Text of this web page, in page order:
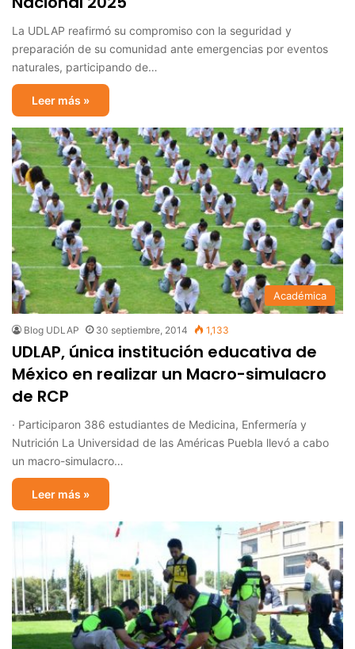
La UDLAP reafirmó su compromiso con la seguridad y
preparación de su comunidad ante emergencias por eventos
naturales, participando de…
Leer más »
Académica
Blog UDLAP 30 septiembre, 2014 1,133
UDLAP, única institución educativa de
México en realizar un Macro-simulacro
de RCP
· Participaron 386 estudiantes de Medicina, Enfermería y
Nutrición La Universidad de las Américas Puebla llevó a cabo
un macro-simulacro…
Leer más »